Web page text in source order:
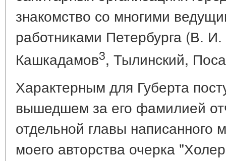
знакомство со многими
работниками Петербурга (В.
Кашкадамов3, Тылинский,
Характерным для Губерта
вышедшем за его фамилией
отдельной главы
моего авторства очерка